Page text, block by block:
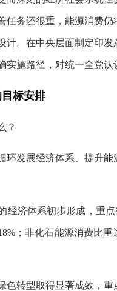
任务还很重，能源消费
计。在中央层面制定印
实施路径，对统一全党
标安排
？
环发展经济体系、提升
经济体系初步形成，重
；非化石能源消费比
色转型取得显著成效，